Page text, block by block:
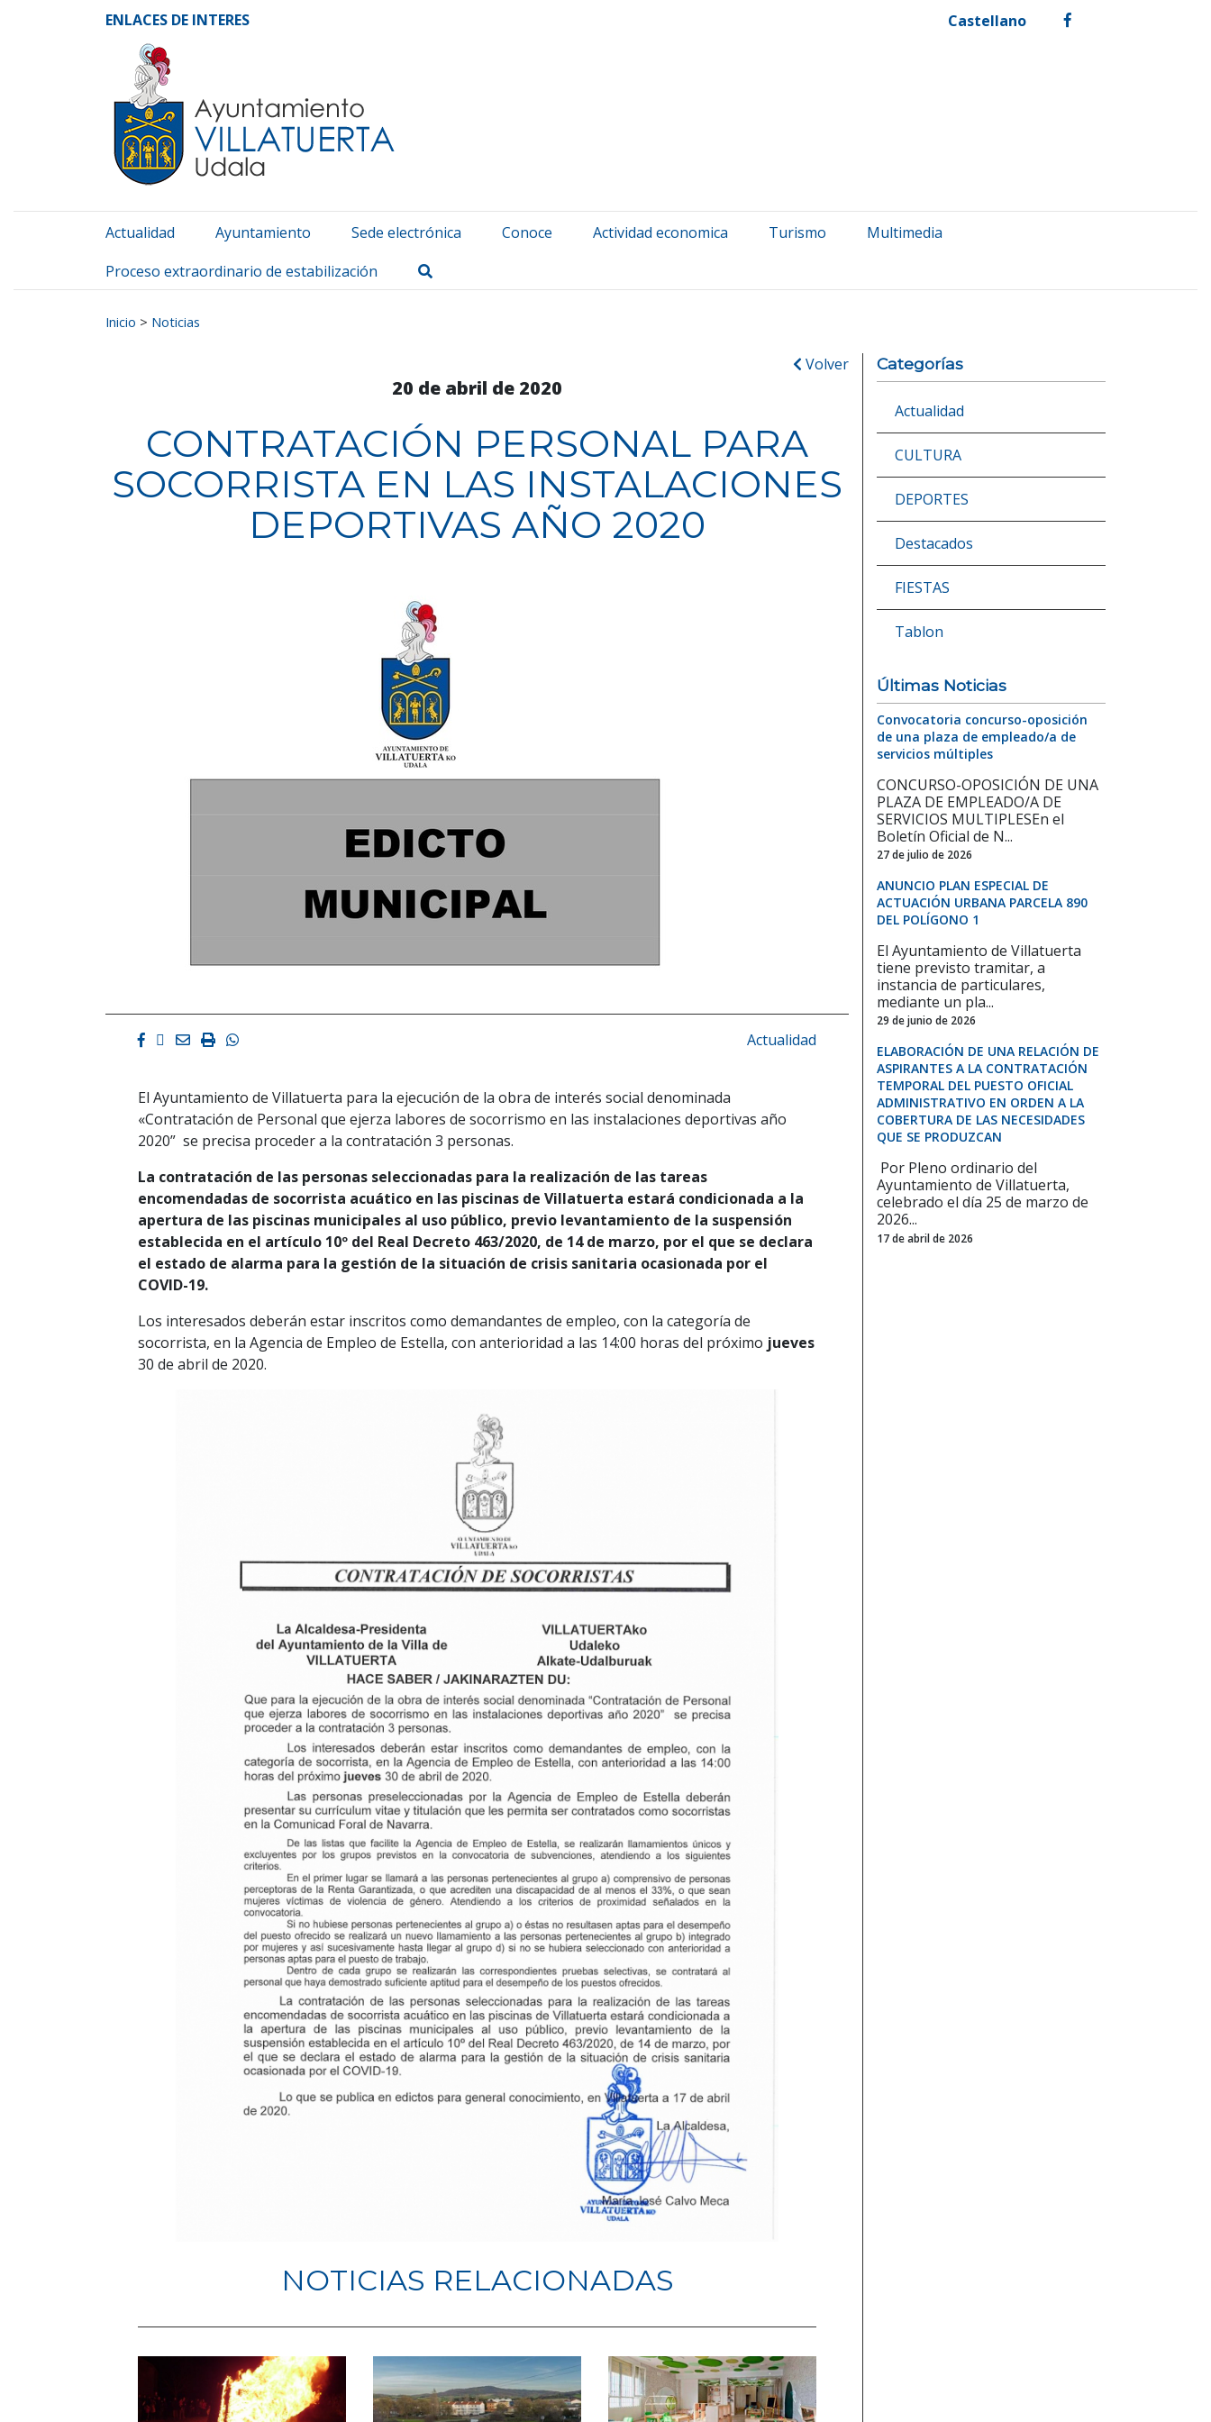
Ayuntamiento de Villatuerta Udala
ENLACES DE INTERES Castellano facebook
Actualidad Ayuntamiento Sede electrónica Conoce Actividad economica Turismo
Multimedia
Proceso extraordinario de estabilización
Inicio > Noticias
Volver
20 de abril de 2020
CONTRATACIÓN PERSONAL PARA
SOCORRISTA EN LAS INSTALACIONES
DEPORTIVAS AÑO 2020
Facebook
Twitter
EmailImprimirWhatsapp Actualidad
El Ayuntamiento de Villatuerta para la ejecución de la obra de interés social denominada
«Contratación de Personal que ejerza labores de socorrismo en las instalaciones deportivas año
2020” se precisa proceder a la contratación 3 personas.
La contratación de las personas seleccionadas para la realización de las tareas
encomendadas de socorrista acuático en las piscinas de Villatuerta estará condicionada a la
apertura de las piscinas municipales al uso público, previo levantamiento de la suspensión
establecida en el artículo 10º del Real Decreto 463/2020, de 14 de marzo, por el que se declara
el estado de alarma para la gestión de la situación de crisis sanitaria ocasionada por el
COVID-19.
Los interesados deberán estar inscritos como demandantes de empleo, con la categoría de
socorrista, en la Agencia de Empleo de Estella, con anterioridad a las 14:00 horas del próximo jueves
30 de abril de 2020.
NOTICIAS RELACIONADAS
Categorías
Actualidad
CULTURA
DEPORTES
Destacados
FIESTAS
Tablon
Últimas Noticias
Convocatoria concurso-oposición
de una plaza de empleado/a de
servicios múltiples
CONCURSO-OPOSICIÓN DE UNA
PLAZA DE EMPLEADO/A DE
SERVICIOS MULTIPLESEn el
Boletín Oficial de N...
27 de julio de 2026
ANUNCIO PLAN ESPECIAL DE
ACTUACIÓN URBANA PARCELA 890
DEL POLÍGONO 1
El Ayuntamiento de Villatuerta
tiene previsto tramitar, a
instancia de particulares,
mediante un pla...
29 de junio de 2026
ELABORACIÓN DE UNA RELACIÓN DE
ASPIRANTES A LA CONTRATACIÓN
TEMPORAL DEL PUESTO OFICIAL
ADMINISTRATIVO EN ORDEN A LA
COBERTURA DE LAS NECESIDADES
QUE SE PRODUZCAN
Por Pleno ordinario del
Ayuntamiento de Villatuerta,
celebrado el día 25 de marzo de
2026...
17 de abril de 2026